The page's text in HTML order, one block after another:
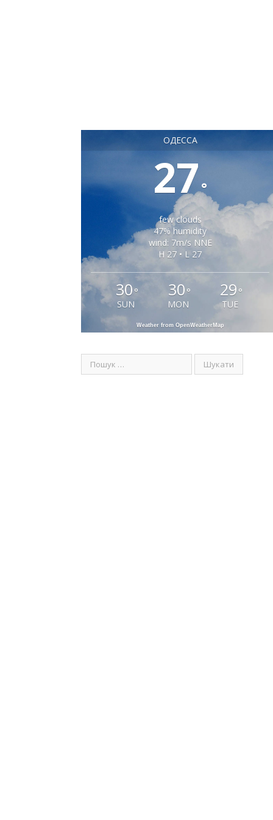
ОДЕССА
27°
few clouds
47% humidity
wind: 7m/s NNE
H 27 • L 27
30 °
SUN
30 °
MON
29 °
TUE
Weather from OpenWeatherMap